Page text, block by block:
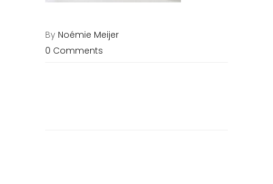
By Noémie Meijer
0 Comments